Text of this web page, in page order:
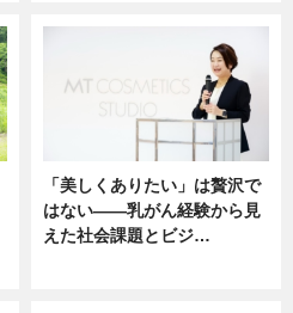
「美しくありたい」は贅沢で
はない――乳がん経験から見
えた社会課題とビジ…